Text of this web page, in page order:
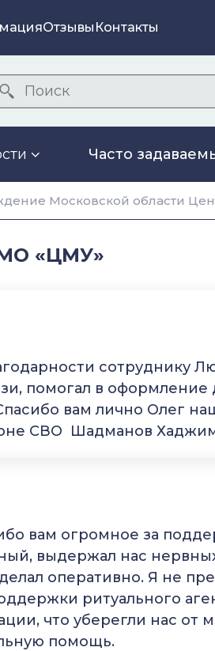
Отзывы Контакты
Часто
Московской области
«ЦМУ»
сотруднику
помогал в
вам лично Олег
СВО Шадманов
вам огромное за
выдержал нас
оперативно. Я не
ритуального
что уберегли нас
помощь.